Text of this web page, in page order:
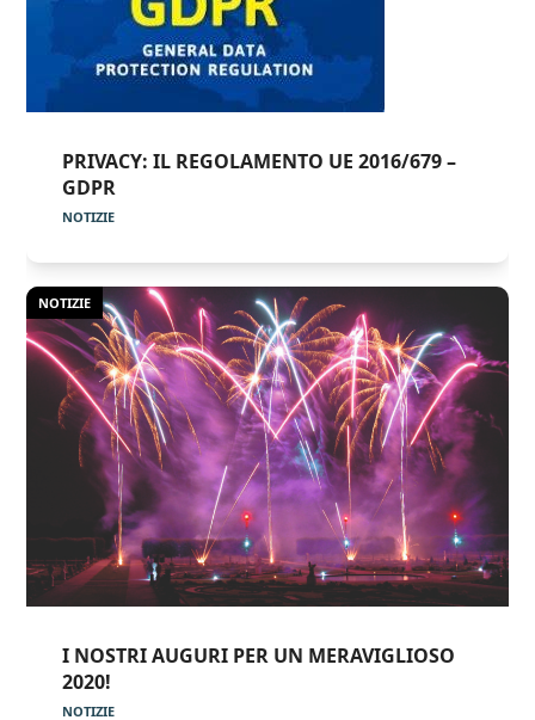
PRIVACY: IL REGOLAMENTO UE 2016/679 –
GDPR
NOTIZIE
NOTIZIE
I NOSTRI AUGURI PER UN MERAVIGLIOSO
2020!
NOTIZIE